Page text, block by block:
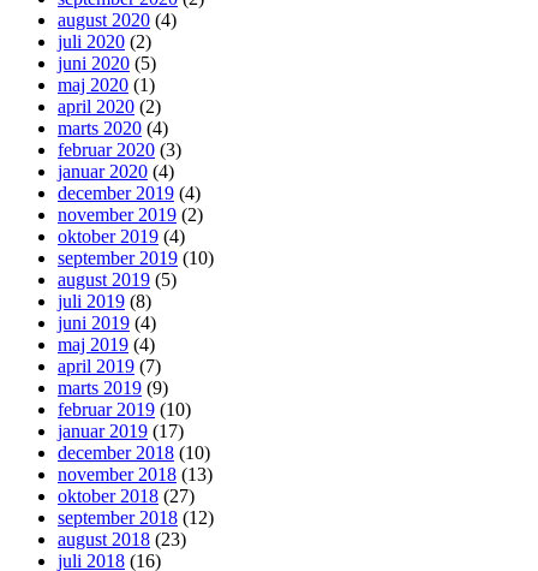
august 2020 (4)
juli 2020 (2)
juni 2020 (5)
maj 2020 (1)
april 2020 (2)
marts 2020 (4)
februar 2020 (3)
januar 2020 (4)
december 2019 (4)
november 2019 (2)
oktober 2019 (4)
september 2019 (10)
august 2019 (5)
juli 2019 (8)
juni 2019 (4)
maj 2019 (4)
april 2019 (7)
marts 2019 (9)
februar 2019 (10)
januar 2019 (17)
december 2018 (10)
november 2018 (13)
oktober 2018 (27)
september 2018 (12)
august 2018 (23)
juli 2018 (16)